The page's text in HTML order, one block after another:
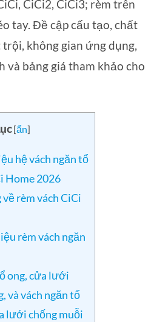
CiCi2, CiCi3; rèm trên
tay. Đề cập cấu tạo, chất
không gian ứng dụng,
và bảng giá tham khảo cho
[ẩn]
hệ vách ngăn tổ
Home 2026
rèm vách CiCi
rèm vách ngăn
ong, cửa lưới
và vách ngăn tổ
lưới chống muỗi